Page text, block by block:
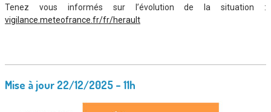
Tenez vous informés sur l’évolution de la situation :
vigilance.meteofrance.fr/fr/herault
Mise à jour 22/12/2025 – 11h